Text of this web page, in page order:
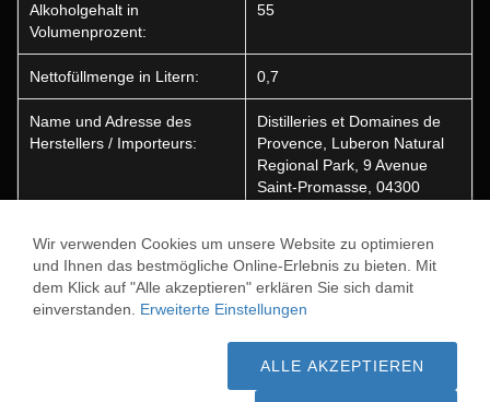
Alkoholgehalt in
Volumenprozent:
55
Nettofüllmenge in Litern: 0,7
Name und Adresse des
Herstellers / Importeurs:
Distilleries et Domaines de
Provence, Luberon Natural
Regional Park, 9 Avenue
Saint-Promasse, 04300
Ursprungsland: Frankreich
Enthält Farbstoffe: Ja
Wir verwenden Cookies um unsere Website zu optimieren
und Ihnen das bestmögliche Online-Erlebnis zu bieten. Mit
dem Klick auf "Alle akzeptieren" erklären Sie sich damit
einverstanden. Erweiterte Einstellungen
ALLE AKZEPTIEREN